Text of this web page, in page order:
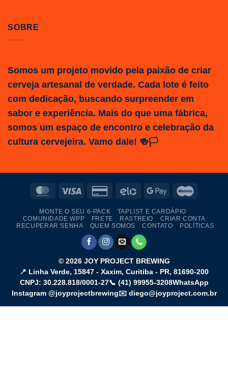
SOBRE
Somos um projeto movido pela paixão de criar
cerveja artesanal de verdade. Cada lote é feito
com dedicação, buscando surpreender em
sabor e experiência. Mais do que uma fábrica,
somos um espaço de encontro e celebração da
cultura cervejeira. Vamo dale! 🍻🏳️
MasterCardVisa
Credit
2
Elo
Google
MONTE O SEU 6-PACK
TAPLIST E CARDÁPIO
COMUNIDADE WPP
FRETE RASTREIO
CRIAR CONTA
RECUPERAR SENHA
QUEM SOMOS CONTATO POLÍTICAS
© 2026 JOY PROJECT BREWING
📍 Linha Verde, 15847 - Xaxim, Curitiba - PR, 81690-200
CNPJ: 30.228.818/0001-27📞 (41) 99955-3208WhatsApp
Instagram @joyprojectbrewing✉️ diego@joyproject.com.br